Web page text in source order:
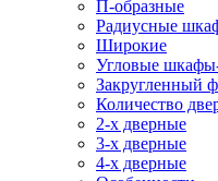
П-образные
Радиусные
Широкие
Угловые
Закругленный
Количество
2-х дверные
3-х дверные
4-х дверные